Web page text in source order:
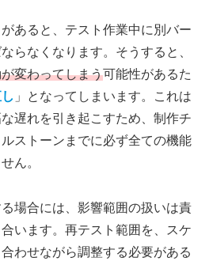
あると、テスト作業中に別バー
らなくなります。そうすると、
変わってしまう可能性があるた
」となってしまいます。これは
遅れを引き起こすため、制作チ
ストーンまでに必ず全ての機能
ん。
場合には、影響範囲の扱いは責
います。再テスト範囲を、スケ
わせながら調整する必要がある